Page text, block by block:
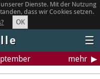
Dienste. Mit der Nutzung
dass wir Cookies setzen.
OK
☰
mehr